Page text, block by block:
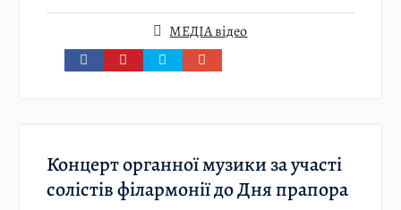
МЕДІА відео
Концерт органної музики за участі
солістів філармонії до Дня прапора